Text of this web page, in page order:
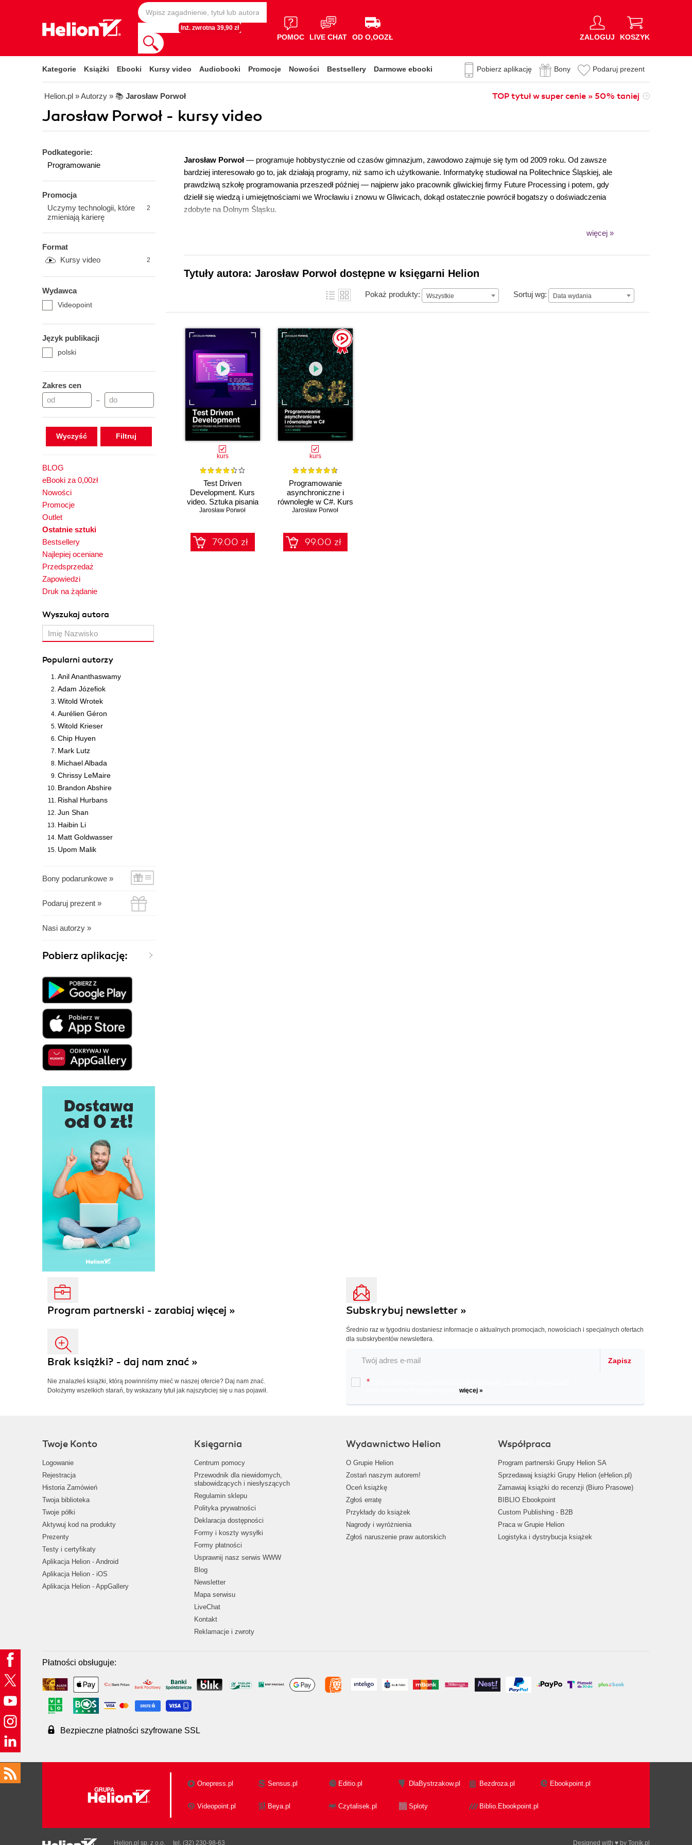
Inż. zwrotna 39,90 zł
POMOC LIVE CHAT OD O,OOZŁ ZALOGUJ KOSZYK
Kategorie Książki Ebooki Kursy video Audiobooki Promocje Nowości Bestsellery Darmowe ebooki Pobierz aplikację Bony Podaruj prezent
Helion.pl » Autorzy » 📚 Jarosław Porwoł TOP tytuł w super cenie » 50% taniej
Jarosław Porwoł - kursy video
Podkategorie:
Programowanie
Promocja
Uczymy technologii, które
zmieniają karierę
2
Format
Kursy video
2
Wydawca
Videopoint
Język publikacji
polski
Zakres cen
–
Wyczyść
BLOG
eBooki za 0,00zł
Nowości
Promocje
Outlet
Ostatnie sztuki
Bestsellery
Najlepiej oceniane
Przedsprzedaż
Zapowiedzi
Druk na żądanie
Wyszukaj autora
Popularni autorzy
Anil Ananthaswamy
Adam Józefiok
Witold Wrotek
Aurélien Géron
Witold Krieser
Chip Huyen
Mark Lutz
Michael Albada
Chrissy LeMaire
Brandon Abshire
Rishal Hurbans
Jun Shan
Haibin Li
Matt Goldwasser
Upom Malik
Bony podarunkowe »
Podaruj prezent »
Nasi autorzy »
Pobierz aplikację:
Jarosław Porwoł — programuje hobbystycznie od czasów gimnazjum, zawodowo zajmuje się tym od 2009 roku. Od zawsze
bardziej interesowało go to, jak działają programy, niż samo ich użytkowanie. Informatykę studiował na Politechnice Śląskiej, ale
prawdziwą szkołę programowania przeszedł później — najpierw jako pracownik gliwickiej firmy Future Processing i potem, gdy
dzielił się wiedzą i umiejętnościami we Wrocławiu i znowu w Gliwicach, dokąd ostatecznie powrócił bogatszy o doświadczenia
zdobyte na Dolnym Śląsku.
więcej »
Tytuły autora: Jarosław Porwoł dostępne w księgarni Helion
Pokaż produkty: Wszystkie Sortuj wg: Data wydania
Data wydania
kurs
Test Driven
Development. Kurs
video. Sztuka pisania
niezawodnego kodu
Jarosław Porwoł
79.00 zł
kurs
Programowanie
asynchroniczne i
równoległe w C#. Kurs
video. Poziom
Jarosław Porwoł
99.00 zł
Program partnerski - zarabiaj więcej »
Brak książki? - daj nam znać »
Nie znalazłeś książki, którą powinniśmy mieć w naszej ofercie? Daj nam znać.
Dołożymy wszelkich starań, by wskazany tytuł jak najszybciej się u nas pojawił.
Subskrybuj newsletter »
Średnio raz w tygodniu dostaniesz informacje o aktualnych promocjach, nowościach i specjalnych ofertach
dla subskrybentów newslettera.
Zapisz
*
więcej »
Twoje Konto
Logowanie
Rejestracja
Historia Zamówień
Twoja biblioteka
Twoje półki
Aktywuj kod na produkty
Prezenty
Testy i certyfikaty
Aplikacja Helion - Android
Aplikacja Helion - iOS
Aplikacja Helion - AppGallery
Księgarnia
Centrum pomocy
Przewodnik dla niewidomych,
słabowidzących i niesłyszących
Regulamin sklepu
Polityka prywatności
Deklaracja dostępności
Formy i koszty wysyłki
Formy płatności
Usprawnij nasz serwis WWW
Blog
Newsletter
Mapa serwisu
LiveChat
Kontakt
Reklamacje i zwroty
Wydawnictwo Helion
O Grupie Helion
Zostań naszym autorem!
Oceń książkę
Zgłoś erratę
Przykłady do książek
Nagrody i wyróżnienia
Zgłoś naruszenie praw autorskich
Współpraca
Program partnerski Grupy Helion SA
Sprzedawaj książki Grupy Helion (eHelion.pl)
Zamawiaj książki do recenzji (Biuro Prasowe)
BIBLIO Ebookpoint
Custom Publishing - B2B
Praca w Grupie Helion
Logistyka i dystrybucja książek
Płatności obsługuje:
Bezpieczne płatności szyfrowane SSL
Onepress.pl Sensus.pl Editio.pl DlaBystrzakow.pl Bezdroza.pl Ebookpoint.pl
Videopoint.pl Beya.pl Czytalisek.pl Sploty Biblio.Ebookpoint.pl
Designed with ♥ by Tonik.pl
Helion.pl sp. z o.o. tel. (32) 230-98-63